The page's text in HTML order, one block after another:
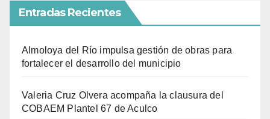
Entradas Recientes
Almoloya del Río impulsa gestión de obras para
fortalecer el desarrollo del municipio
Valeria Cruz Olvera acompaña la clausura del
COBAEM Plantel 67 de Aculco